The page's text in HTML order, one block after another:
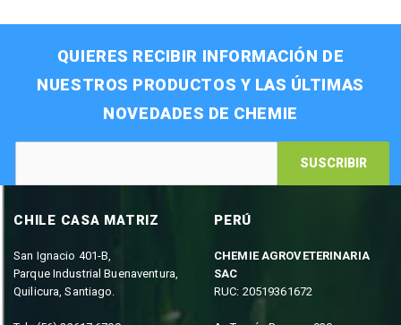
QUIERES RECIBIR INFORMACIÓN DE
NUESTROS PRODUCTOS Y LAS ÚLTIMAS
NOVEDADES DE CHEMIE
SUSCRIBIR
CHILE CASA MATRIZ
San Ignacio 401-B,
Parque Industrial Buenaventura,
Quilicura, Santiago.
PERÚ
CHEMIE AGROVETERINARIA
SAC
RUC: 20519361672